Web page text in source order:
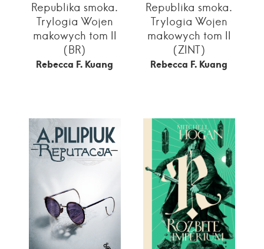
Republika smoka.
Trylogia Wojen
makowych tom II
(BR)
Rebecca F. Kuang
Republika smoka.
Trylogia Wojen
makowych tom II
(ZINT)
Rebecca F. Kuang